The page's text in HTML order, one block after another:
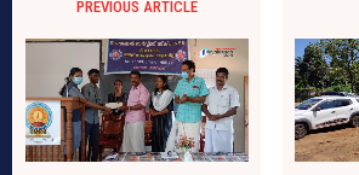
PREVIOUS ARTICLE